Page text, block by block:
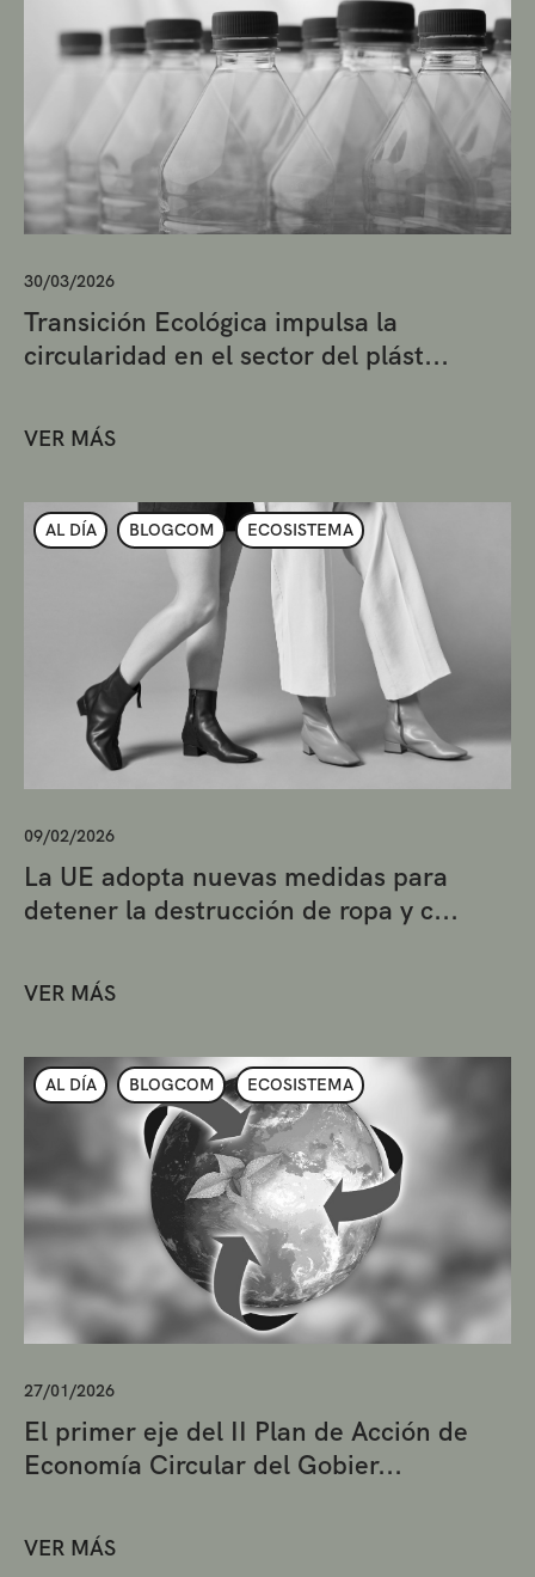
30/03/2026
Transición Ecológica impulsa la
circularidad en el sector del plást...
VER MÁS
AL DÍA BLOGCOM ECOSISTEMA
09/02/2026
La UE adopta nuevas medidas para
detener la destrucción de ropa y c...
VER MÁS
AL DÍA BLOGCOM ECOSISTEMA
27/01/2026
El primer eje del II Plan de Acción de
Economía Circular del Gobier...
VER MÁS